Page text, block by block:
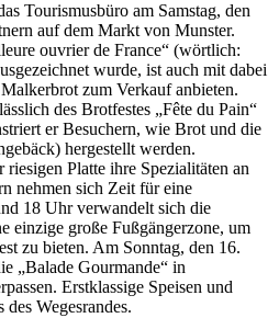
Tourismusbüro am Samstag, den
auf dem Markt von Munster.
ouvrier de France“ (wörtlich:
wurde, ist auch mit dabei
zum Verkauf anbieten.
des Brotfestes „Fête du Pain“
er Besuchern, wie Brot und die
hergestellt werden.
riesigen Platte ihre Spezialitäten an
nehmen sich Zeit für eine
18 Uhr verwandelt sich die
einzige große Fußgängerzone, um
zu bieten. Am Sonntag, den 16.
„Balade Gourmande“ in
Erstklassige Speisen und
Wegesrandes.